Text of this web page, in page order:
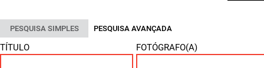
PESQUISA SIMPLES PESQUISA AVANÇADA
TÍTULO FOTÓGRAFO(A)
FORMULÁRIO DE BUSCA